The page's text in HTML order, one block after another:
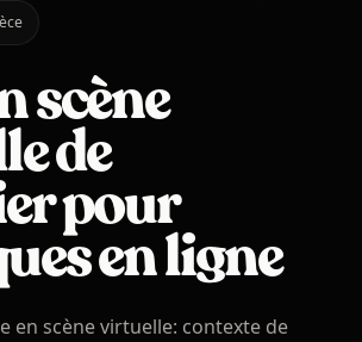
scène
de
pour
en ligne
en scène virtuelle: contexte de